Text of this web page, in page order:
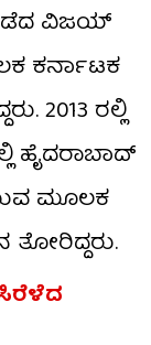
ನಡೆದ ವಿಜಯ್
ಕರ್ನಾಟಕ
2013 ರಲ್ಲಿ
ಹೈದರಾಬಾದ್
ಮೂಲಕ
ತೋರಿದ್ದರು.